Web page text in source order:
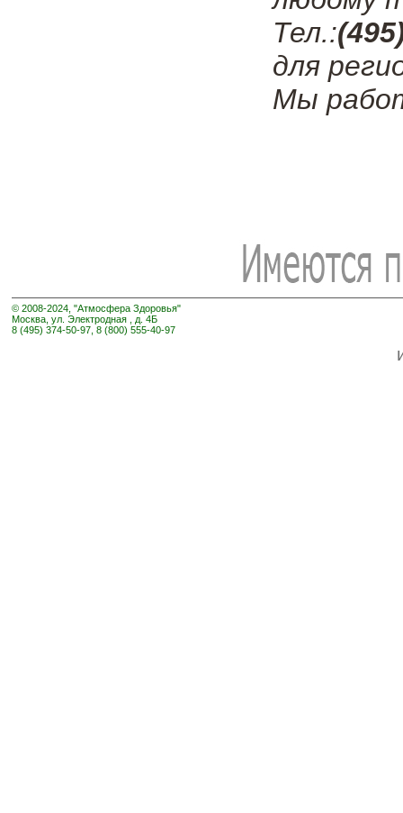
Тел.:
для
Мы
© 2008-2024, "Атмосфера Здоровья"
Москва, ул. Электродная , д. 4Б
8 (495) 374-50-97, 8 (800) 555-40-97